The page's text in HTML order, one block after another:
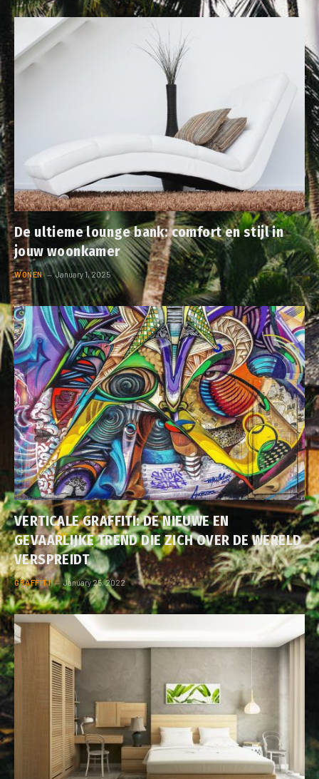
De ultieme lounge bank: comfort en stijl in
jouw woonkamer
WONEN January 1, 2025
VERTICALE GRAFFITI: DE NIEUWE EN
GEVAARLIJKE TREND DIE ZICH OVER DE WERELD
VERSPREIDT
GRAFFITI January 25, 2022